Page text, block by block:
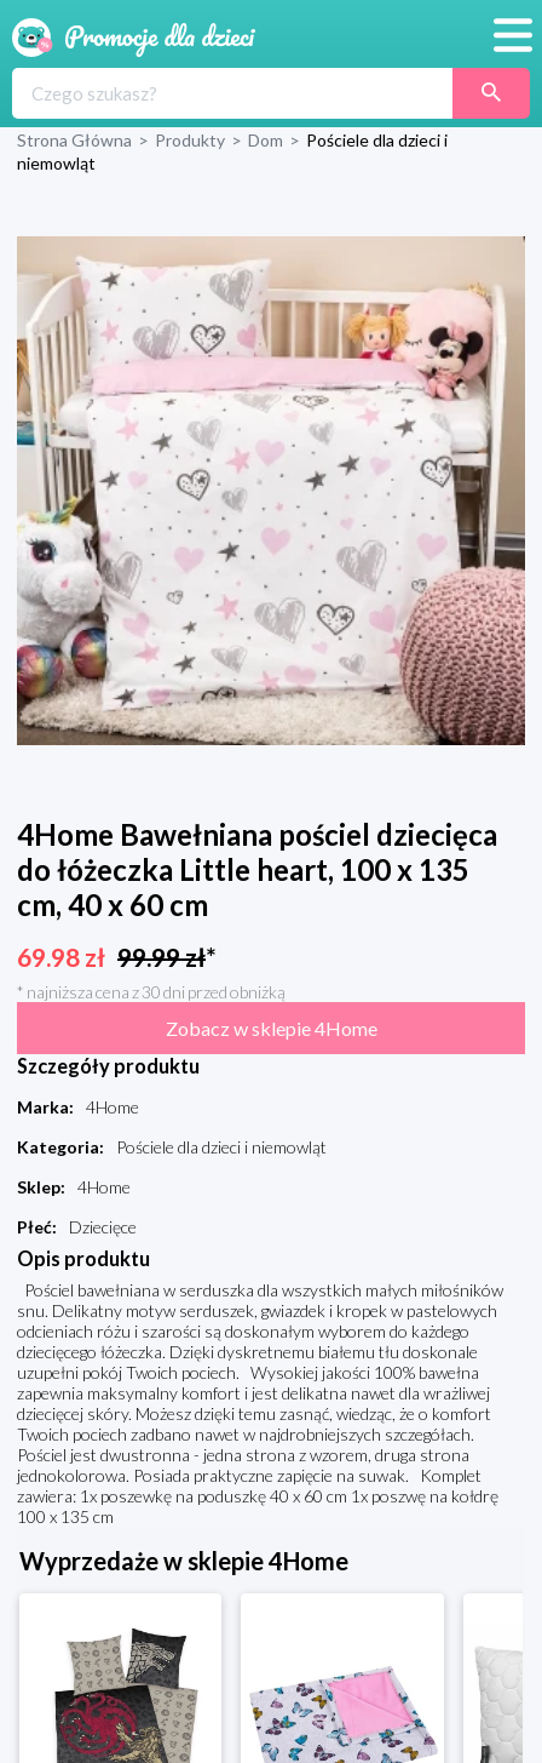
Produkty
Blog
Wyprawka
Strona Główna > Produkty > Dom > Pościele dla dzieci i
niemowląt
4Home Bawełniana pościel dziecięca
do łóżeczka Little heart, 100 x 135
cm, 40 x 60 cm
69.98 zł 99.99zł*
* najniższa cena z 30 dni przed obniżką
Zobacz w sklepie 4Home
Szczegóły produktu
Marka:
4Home
Kategoria:
Pościele dla dzieci i niemowląt
Sklep:
4Home
Płeć: Dziecięce
Opis produktu
Pościel bawełniana w serduszka dla wszystkich małych miłośników
snu. Delikatny motyw serduszek, gwiazdek i kropek w pastelowych
odcieniach różu i szarości są doskonałym wyborem do każdego
dziecięcego łóżeczka. Dzięki dyskretnemu białemu tłu doskonale
uzupełni pokój Twoich pociech. Wysokiej jakości 100% bawełna
zapewnia maksymalny komfort i jest delikatna nawet dla wrażliwej
dziecięcej skóry. Możesz dzięki temu zasnąć, wiedząc, że o komfort
Twoich pociech zadbano nawet w najdrobniejszych szczegółach.
Pościel jest dwustronna - jedna strona z wzorem, druga strona
jednokolorowa. Posiada praktyczne zapięcie na suwak. Komplet
zawiera: 1x poszewkę na poduszkę 40 x 60 cm 1x poszwę na kołdrę
100 x 135 cm
Wyprzedaże w sklepie 4Home